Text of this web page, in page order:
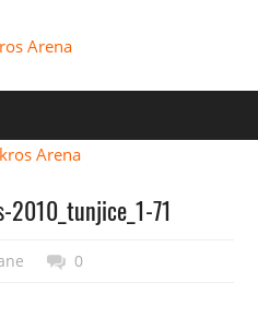
Arena
2010_tunjice_1-71
0